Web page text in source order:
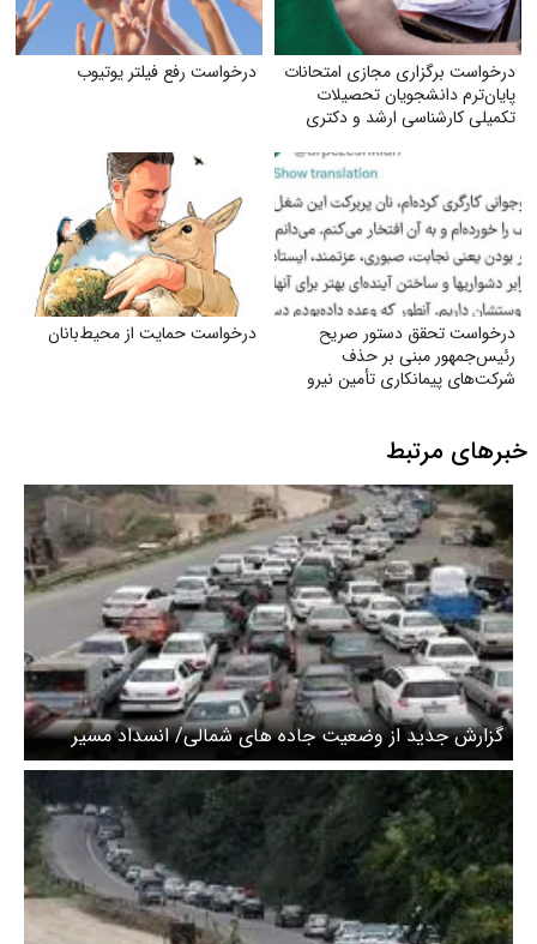
درخواست برگزاری مجازی امتحانات
پایان‌ترم دانشجویان تحصیلات
تکمیلی کارشناسی ارشد و دکتری
درخواست رفع فیلتر یوتیوب
درخواست تحقق دستور صریح
رئیس‌جمهور مبنی بر حذف
شرکت‌های پیمانکاری تأمین نیرو
درخواست حمایت از محیط‌بانان
خبرهای مرتبط
گزارش جدید از وضعیت جاده های شمالی/ انسداد مسیر
جنوب به شمال چالوس و آزادراه تهران شمال